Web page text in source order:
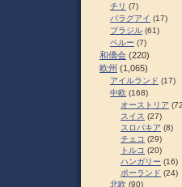
チリ (7)
パラグアイ (17)
ブラジル (61)
ペルー (7)
和僑会 (220)
欧州 (1,065)
アイルランド (17)
中欧 (168)
オーストリア
スイス (27)
スロパキア (8)
チェコ (29)
トルコ (20)
ハンガリー (16)
ポーランド (24)
北欧 (90)